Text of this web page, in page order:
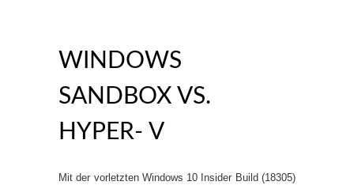
WINDOWS
SANDBOX VS.
HYPER- V
Mit der vorletzten Windows 10 Insider Build (18305)